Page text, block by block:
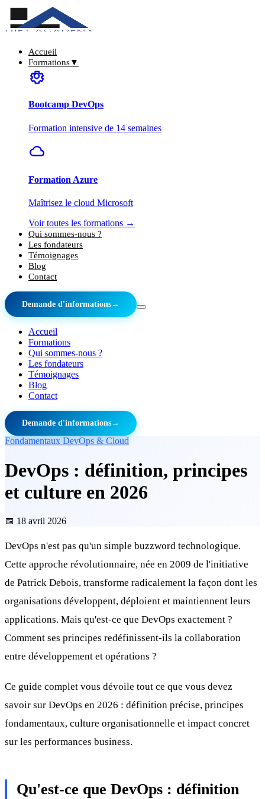
Accueil
Formations▼
Bootcamp DevOps
Formation intensive de 14 semaines
Formation Azure
Maîtrisez le cloud Microsoft
Voir toutes les formations →
Qui sommes-nous ?
Les fondateurs
Témoignages
Blog
Contact
Demande d'informations→
Accueil
Formations
Qui sommes-nous ?
Les fondateurs
Témoignages
Blog
Contact
Demande d'informations→
Fondamentaux DevOps & Cloud
DevOps : définition, principes
et culture en 2026
📅 18 avril 2026
DevOps n'est pas qu'un simple buzzword technologique.
Cette approche révolutionnaire, née en 2009 de l'initiative
de Patrick Debois, transforme radicalement la façon dont les
organisations développent, déploient et maintiennent leurs
applications. Mais qu'est-ce que DevOps exactement ?
Comment ses principes redéfinissent-ils la collaboration
entre développement et opérations ?
Ce guide complet vous dévoile tout ce que vous devez
savoir sur DevOps en 2026 : définition précise, principes
fondamentaux, culture organisationnelle et impact concret
sur les performances business.
Qu'est-ce que DevOps : définition